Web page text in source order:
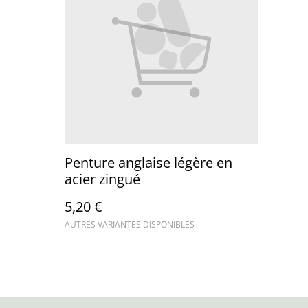
Penture anglaise légère en
acier zingué
5,20 €
AUTRES VARIANTES DISPONIBLES